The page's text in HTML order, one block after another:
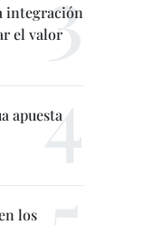
integración
el valor
apuesta
los